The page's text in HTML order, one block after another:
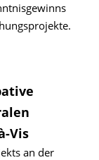
Vis
an der